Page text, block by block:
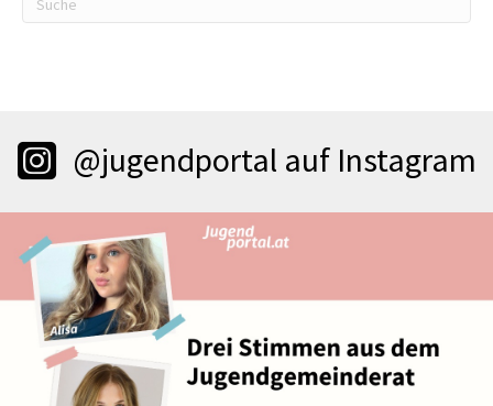
@jugendportal auf Instagram